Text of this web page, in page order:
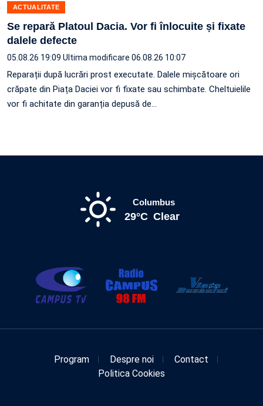
ACTUALITATE
Se repară Platoul Dacia. Vor fi înlocuite și fixate
dalele defecte
05.08.26 19:09 Ultima modificare 06.08.26 10:07
Reparații după lucrări prost executate. Dalele mișcătoare ori
crăpate din Piața Daciei vor fi fixate sau schimbate. Cheltuielile
vor fi achitate din garanția depusă de…
Columbus
29°C Clear
Program Despre noi
Contact
Politica Cookies